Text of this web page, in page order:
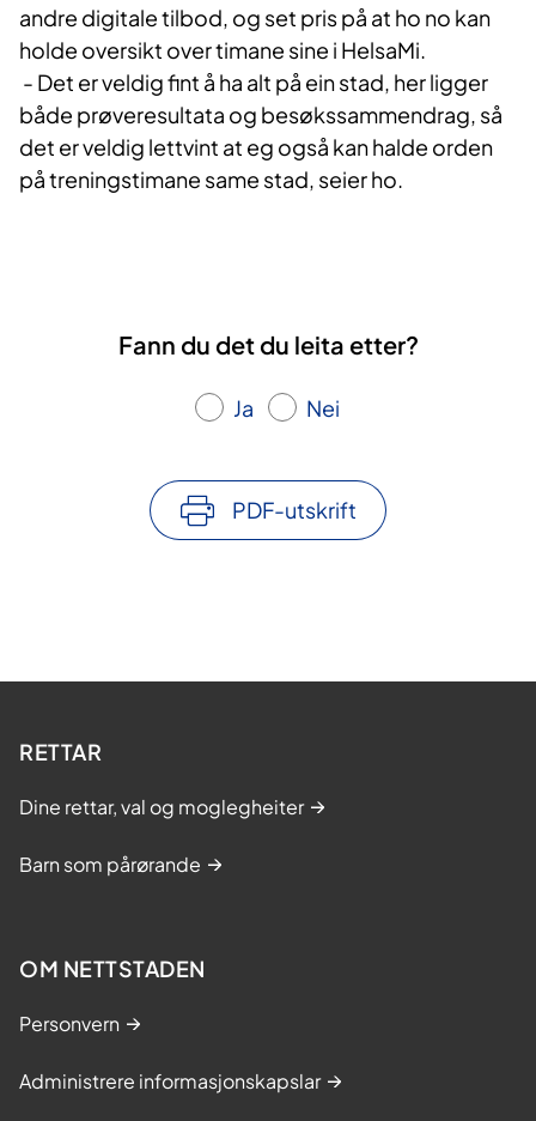
andre digitale tilbod, og set pris på at ho no kan
holde oversikt over timane sine i HelsaMi.
- Det er veldig fint å ha alt på ein stad, her ligger
både prøveresultata og besøkssammendrag, så
det er veldig lettvint at eg også kan halde orden
på treningstimane same stad, seier ho.
Fann du det du leita etter?
Ja Nei
PDF-utskrift
RETTAR
Dine rettar, val og moglegheiter
Barn som pårørande
OM NETTSTADEN
Personvern
Administrere informasjonskapslar